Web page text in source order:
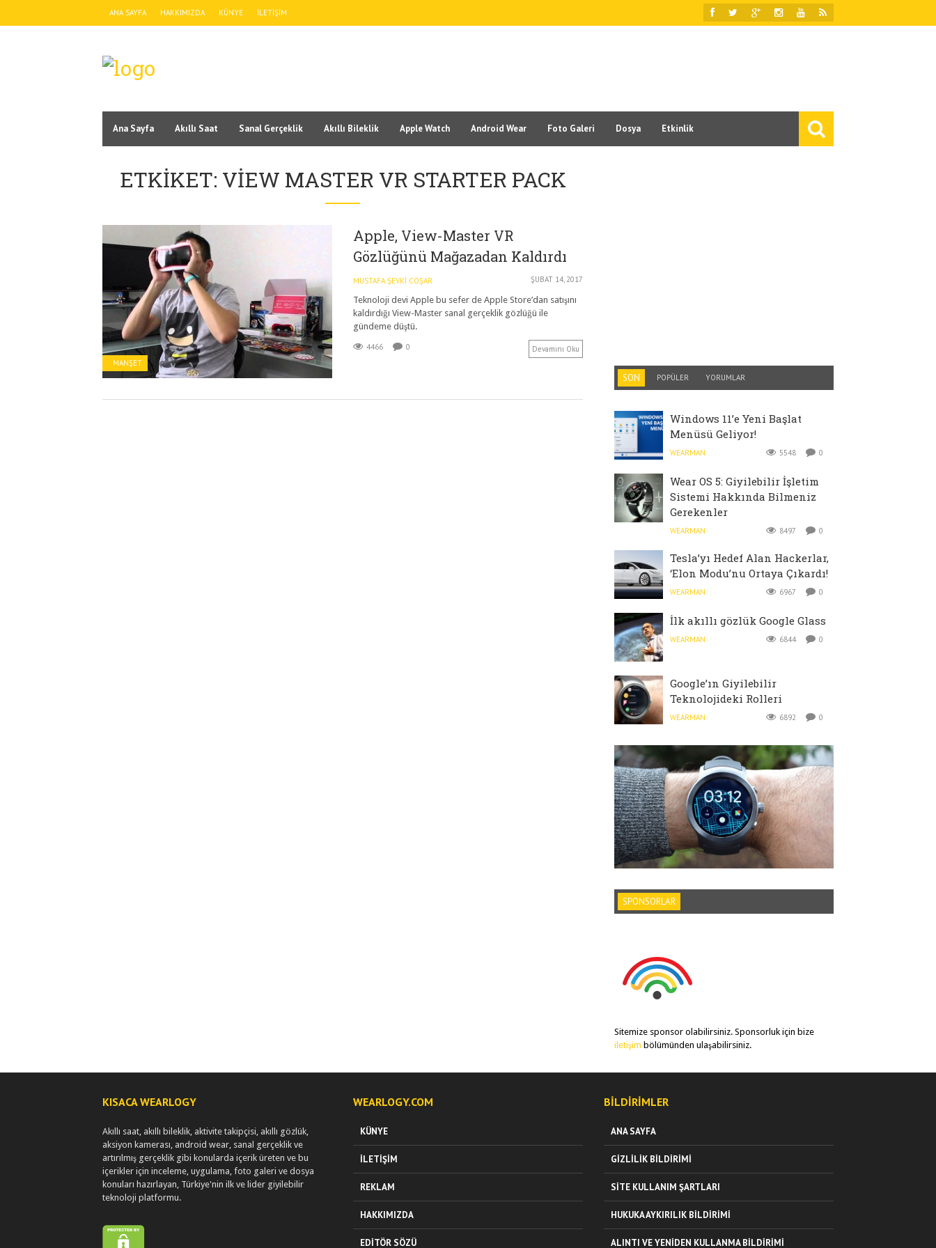
ANA SAYFA HAKKIMIZDA KÜNYE İLETIŞIM
Ana Sayfa Akıllı Saat Sanal Gerçeklik Akıllı Bileklik Apple Watch Android Wear Foto Galeri Dosya Etkinlik
ETKIKET: VIEW MASTER VR STARTER PACK
MANŞET
Apple, View-Master VR
Gözlüğünü Mağazadan Kaldırdı
MUSTAFA ŞEVKI COŞAR ŞUBAT 14, 2017
Teknoloji devi Apple bu sefer de Apple Store’dan satışını
kaldırdığı View-Master sanal gerçeklik gözlüğü ile
gündeme düştü.
4466 0 Devamını Oku
SON POPÜLER YORUMLAR
Windows 11’e Yeni Başlat
Menüsü Geliyor!
WEARMAN 5548 0
Wear OS 5: Giyilebilir İşletim
Sistemi Hakkında Bilmeniz
Gerekenler
WEARMAN 8497 0
Tesla’yı Hedef Alan Hackerlar,
‘Elon Modu’nu Ortaya Çıkardı!
WEARMAN 6967 0
İlk akıllı gözlük Google Glass
WEARMAN 6844 0
Google’ın Giyilebilir
Teknolojideki Rolleri
WEARMAN 6892 0
SPONSORLAR
Sitemize sponsor olabilirsiniz. Sponsorluk için bize
iletişim bölümünden ulaşabilirsiniz.
KISACA WEARLOGY
Akıllı saat, akıllı bileklik, aktivite takipçisi, akıllı gözlük,
aksiyon kamerası, android wear, sanal gerçeklik ve
artırılmış gerçeklik gibi konularda içerik üreten ve bu
içerikler için inceleme, uygulama, foto galeri ve dosya
konuları hazırlayan, Türkiye'nin ilk ve lider giyilebilir
teknoloji platformu.
WEARLOGY.COM
KÜNYE
İLETIŞIM
REKLAM
HAKKIMIZDA
EDITÖR SÖZÜ
BILDIRIMLER
ANA SAYFA
GIZLILIK BILDIRIMI
SITE KULLANIM ŞARTLARI
HUKUKA AYKIRILIK BILDIRIMI
ALINTI VE YENIDEN KULLANMA BILDIRIMI